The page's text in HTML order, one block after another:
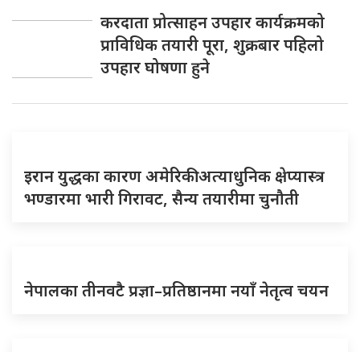
करदाता प्रोत्साहन उपहार कार्यक्रमको
प्राविधिक तयारी पूरा, शुक्रबार पहिलो
उपहार घोषणा हुने
इरान युद्धका कारण अमेरिकी अत्याधुनिक क्षेप्यास्त्र
भण्डारमा भारी गिरावट, सैन्य तयारीमा चुनौती
नेपालका तीनवटै प्रज्ञा–प्रतिष्ठानमा नयाँ नेतृत्व चयन